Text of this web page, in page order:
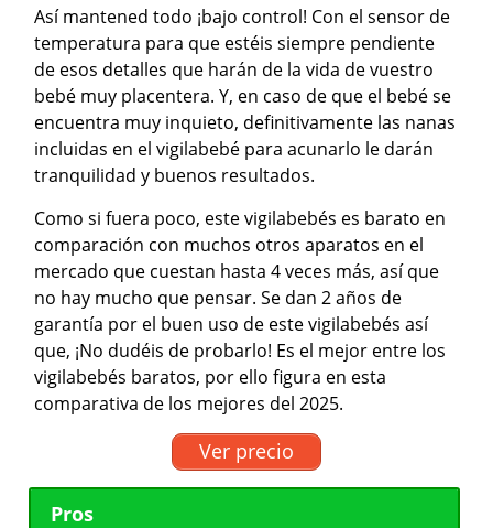
Así mantened todo ¡bajo control! Con el sensor de
temperatura para que estéis siempre pendiente
de esos detalles que harán de la vida de vuestro
bebé muy placentera. Y, en caso de que el bebé se
encuentra muy inquieto, definitivamente las nanas
incluidas en el vigilabebé para acunarlo le darán
tranquilidad y buenos resultados.
Como si fuera poco, este vigilabebés es barato en
comparación con muchos otros aparatos en el
mercado que cuestan hasta 4 veces más, así que
no hay mucho que pensar. Se dan 2 años de
garantía por el buen uso de este vigilabebés así
que, ¡No dudéis de probarlo! Es el mejor entre los
vigilabebés baratos, por ello figura en esta
comparativa de los mejores del 2025.
Ver precio
Pros